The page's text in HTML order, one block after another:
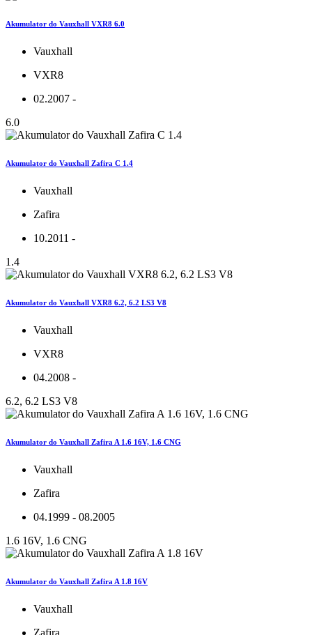
Akumulator do Vauxhall VXR8 6.0
Vauxhall
VXR8
02.2007 -
6.0
Akumulator do Vauxhall Zafira C 1.4
Vauxhall
Zafira
10.2011 -
1.4
Akumulator do Vauxhall VXR8 6.2, 6.2 LS3 V8
Vauxhall
VXR8
04.2008 -
6.2, 6.2 LS3 V8
Akumulator do Vauxhall Zafira A 1.6 16V, 1.6 CNG
Vauxhall
Zafira
04.1999 - 08.2005
1.6 16V, 1.6 CNG
Akumulator do Vauxhall Zafira A 1.8 16V
Vauxhall
Zafira